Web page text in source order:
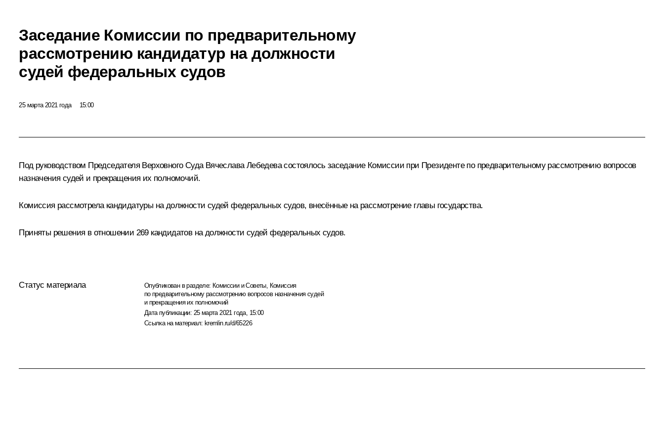
Заседание Комиссии по предварительному
рассмотрению кандидатур на должности
судей федеральных судов
25 марта 2021 года 15:00
Под руководством Председателя Верховного Суда Вячеслава Лебедевасостоялось заседание Комиссии при Президенте по предварительному рассмотрению вопросов
назначения судей и прекращения их полномочий.
Комиссия рассмотрела кандидатуры на должности судей федеральных судов, внесённые на рассмотрение главы государства.
Приняты решения в отношении 269 кандидатов на должности судей федеральных судов.
Статус материала Опубликован в разделе: Комиссии и Советы, Комиссия
по предварительному рассмотрению вопросов назначения судей
и прекращения их полномочий
Дата публикации: 25 марта 2021 года, 15:00
Ссылка на материал: kremlin.ru/d/65226